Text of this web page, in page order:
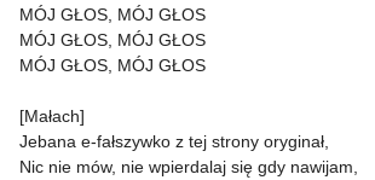
MÓJ GŁOS, MÓJ GŁOS
MÓJ GŁOS, MÓJ GŁOS
MÓJ GŁOS, MÓJ GŁOS
[Małach]
Jebana e-fałszywko z tej strony oryginał,
Nic nie mów, nie wpierdalaj się gdy nawijam,